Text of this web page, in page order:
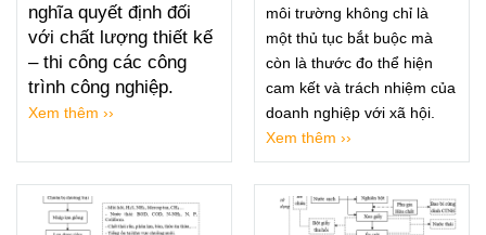
nghĩa quyết định đối
với chất lượng thiết kế
– thi công các công
trình công nghiệp.
Xem thêm ››
môi trường không chỉ là
một thủ tục bắt buộc mà
còn là thước đo thể hiện
cam kết và trách nhiệm của
doanh nghiệp với xã hội.
Xem thêm ››